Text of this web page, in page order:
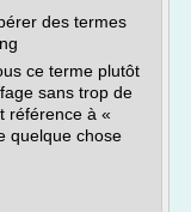
des termes
ce terme plutôt
sans trop de
référence à «
quelque chose